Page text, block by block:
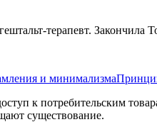
терапевт. Закончила
и минимализма
к потребительским
существование.